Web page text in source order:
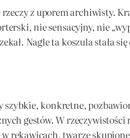
z uporem archiwisty.
nie sensacyjny, nie
Nagle ta koszula stała
konkretne,
gestów. W
rękawicach, twarze